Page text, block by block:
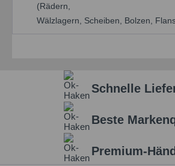
(Rädern,
Wälzlagern, Scheiben, Bolzen,
Schnelle
Beste
Premium-